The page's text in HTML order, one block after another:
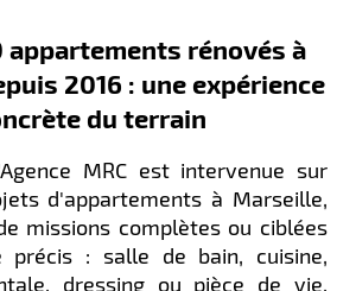
appartements rénovés à
2016 : une expérience
du terrain
MRC est intervenue sur
d'appartements à Marseille,
missions complètes ou ciblées
précis : salle de bain, cuisine,
dressing ou pièce de vie.